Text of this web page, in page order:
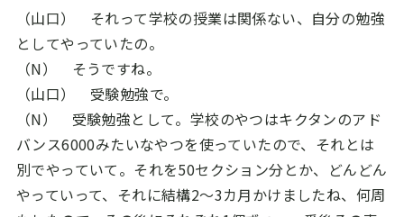
（山口） それって学校の授業は関係ない、自分の勉強
としてやっていたの。
（N） そうですね。
（山口） 受験勉強で。
（N） 受験勉強として。学校のやつはキクタンのアド
バンス6000みたいなやつを使っていたので、それとは
別でやっていて。それを50セクション分とか、どんどん
やっていって、それに結構2～3カ月かけましたね、何周